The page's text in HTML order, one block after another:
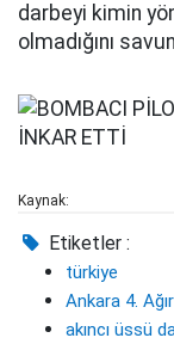
darbeyi kimin
olmadığını
Kaynak:
Etiketler :
türkiye
Ankara 4.
akıncı üssü